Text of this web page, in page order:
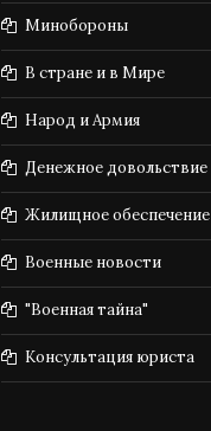
Минобороны
В стране и в Мире
Народ и Армия
Денежное довольствие
Жилищное обеспечение
Военные новости
"Военная тайна"
Консультация юриста